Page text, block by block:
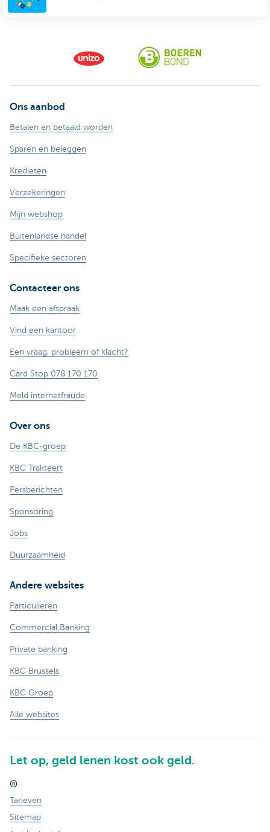
Ons aanbod
Betalen en betaald worden
Sparen en beleggen
Kredieten
Verzekeringen
Mijn webshop
Buitenlandse handel
Specifieke sectoren
Contacteer ons
Maak een afspraak
Vind een kantoor
Een vraag, probleem of klacht?
Card Stop 078 170 170
Meld internetfraude
Over ons
De KBC-groep
KBC Trakteert
Persberichten
Sponsoring
Jobs
Duurzaamheid
Andere websites
Particulieren
Commercial Banking
Private banking
KBC Brussels
KBC Groep
Alle websites
Let op, geld lenen kost ook geld.
®
Tarieven
Sitemap